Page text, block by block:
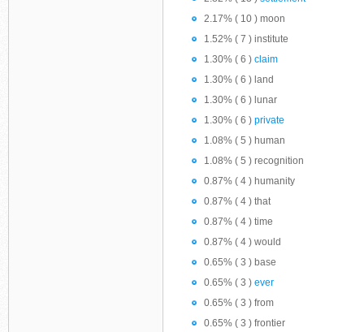
2.17% ( 10 ) moon
1.52% ( 7 ) institute
1.30% ( 6 ) claim
1.30% ( 6 ) land
1.30% ( 6 ) lunar
1.30% ( 6 ) private
1.08% ( 5 ) human
1.08% ( 5 ) recognition
0.87% ( 4 ) humanity
0.87% ( 4 ) that
0.87% ( 4 ) time
0.87% ( 4 ) would
0.65% ( 3 ) base
0.65% ( 3 ) ever
0.65% ( 3 ) from
0.65% ( 3 ) frontier